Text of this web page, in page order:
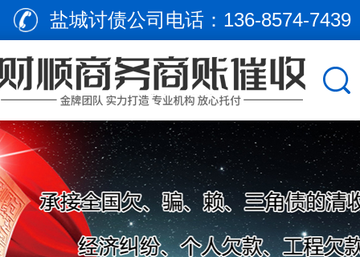
盐城讨债公司电话： 136-8574-7439